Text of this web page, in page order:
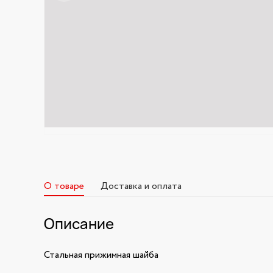
О товаре Доставка и оплата
Описание
Стальная прижимная шайба